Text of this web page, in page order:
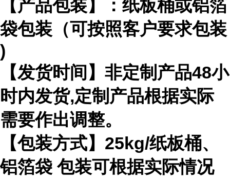
【产品包装】：纸板桶或铝箔
袋包装（可按照客户要求包装
)
【发货时间】非定制产品48小
时内发货,定制产品根据实际
需要作出调整。
【包装方式】 25kg/纸板桶、
铝箔袋 包装可根据实际情况